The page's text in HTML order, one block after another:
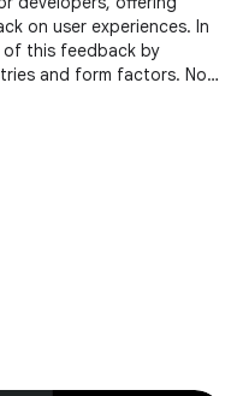
on user experiences. In
of this feedback by
and form factors. Now,